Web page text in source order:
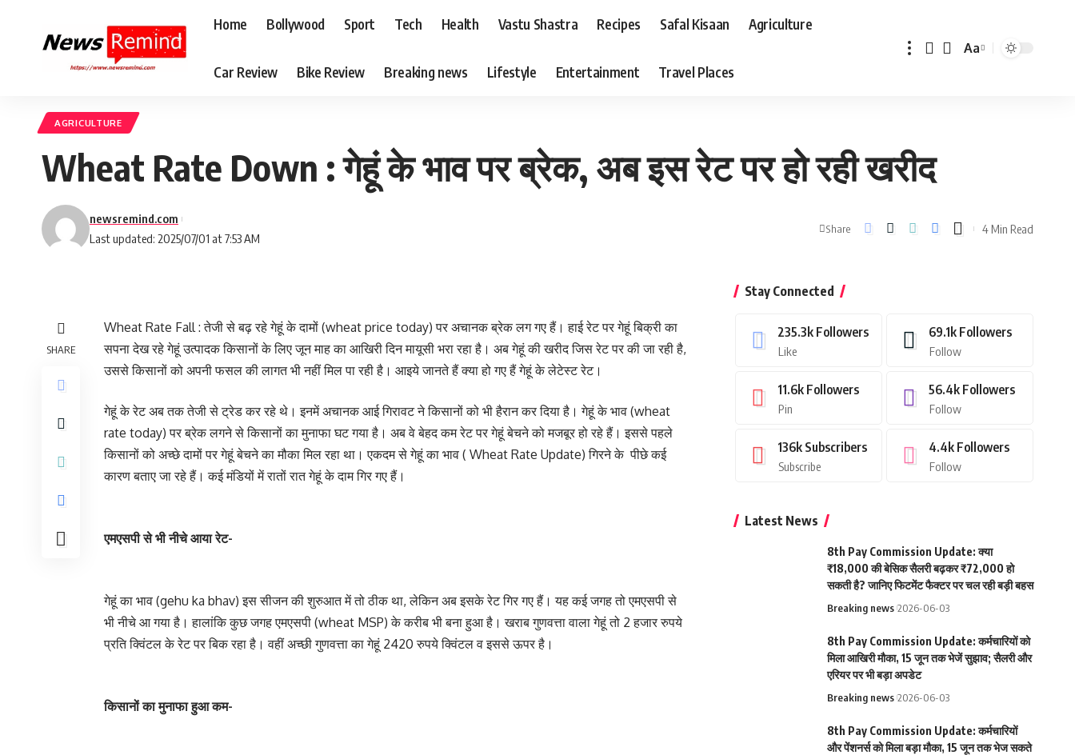
Home Bollywood Sport Tech Health Vastu Shastra Recipes Safal Kisaan Agriculture
Car Review Bike Review Breaking news Lifestyle Entertainment Travel Places
Font
Aa
AGRICULTURE
Wheat Rate Down : गेहूं के भाव पर ब्रेक, अब इस रेट पर हो रही खरीद
Last updated: 2025/07/01 at 7:53 AM
newsremind.com
Share 4 Min Read
SHARE
Wheat Rate Fall : तेजी से बढ़ रहे गेहूं के दामों (wheat price today) पर अचानक ब्रेक लग गए हैं। हाई रेट पर गेहूं बिक्री का
सपना देख रहे गेहूं उत्पादक किसानों के लिए जून माह का आखिरी दिन मायूसी भरा रहा है। अब गेहूं की खरीद जिस रेट पर की जा रही है,
उससे किसानों को अपनी फसल की लागत भी नहीं मिल पा रही है। आइये जानते हैं क्या हो गए हैं गेहूं के लेटेस्ट रेट।
गेहूं के रेट अब तक तेजी से ट्रेड कर रहे थे। इनमें अचानक आई गिरावट ने किसानों को भी हैरान कर दिया है। गेहूं के भाव (wheat
rate today) पर ब्रेक लगने से किसानों का मुनाफा घट गया है। अब वे बेहद कम रेट पर गेहूं बेचने को मजबूर हो रहे हैं। इससे पहले
किसानों को अच्छे दामों पर गेहूं बेचने का मौका मिल रहा था। एकदम से गेहूं का भाव ( Wheat Rate Update) गिरने के पीछे कई
कारण बताए जा रहे हैं। कई मंडियों में रातों रात गेहूं के दाम गिर गए हैं।
एमएसपी से भी नीचे आया रेट-
गेहूं का भाव (gehu ka bhav) इस सीजन की शुरुआत में तो ठीक था, लेकिन अब इसके रेट गिर गए हैं। यह कई जगह तो एमएसपी से
भी नीचे आ गया है। हालांकि कुछ जगह एमएसपी (wheat MSP) के करीब भी बना हुआ है। खराब गुणवत्ता वाला गेहूं तो 2 हजार रुपये
प्रति क्विंटल के रेट पर बिक रहा है। वहीं अच्छी गुणवत्ता का गेहूं 2420 रुपये क्विंटल व इससे ऊपर है।
किसानों का मुनाफा हुआ कम-
Stay Connected
235.3k Followers
Like
69.1k Followers
Follow
11.6k Followers
Pin
56.4k Followers
Follow
136k Subscribers
Subscribe
4.4k Followers
Follow
Latest News
8th Pay Commission Update: क्या
₹18,000 की बेसिक सैलरी बढ़कर ₹72,000 हो
सकती है? जानिए फिटमेंट फैक्टर पर चल रही बड़ी बहस
Breaking news 2026-06-03
8th Pay Commission Update: कर्मचारियों को
मिला आखिरी मौका, 15 जून तक भेजें सुझाव; सैलरी और
एरियर पर भी बड़ा अपडेट
Breaking news 2026-06-03
8th Pay Commission Update: कर्मचारियों
और पेंशनर्स को मिला बड़ा मौका, 15 जून तक भेज सकते